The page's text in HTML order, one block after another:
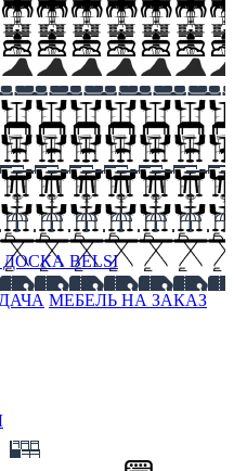
BELSI
ДАЧА МЕБЕЛЬ НА ЗАКАЗ